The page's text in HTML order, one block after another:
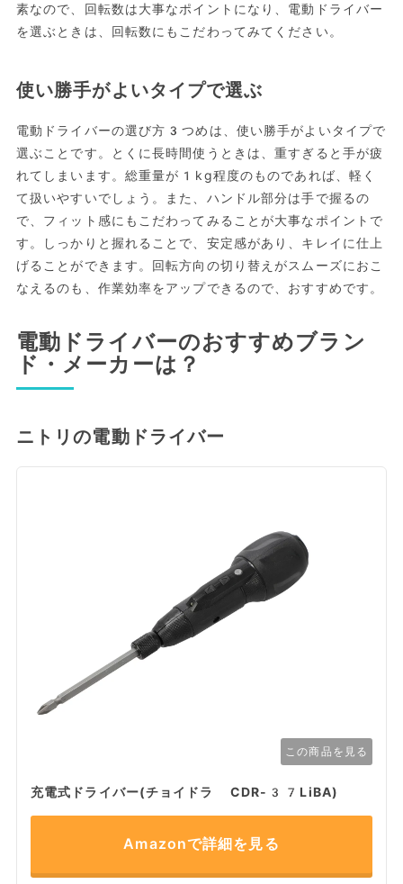
素なので、回転数は大事なポイントになり、電動ドライバー
を選ぶときは、回転数にもこだわってみてください。
使い勝手がよいタイプで選ぶ
電動ドライバーの選び方3つめは、使い勝手がよいタイプで
選ぶことです。とくに長時間使うときは、重すぎると手が疲
れてしまいます。総重量が1kg程度のものであれば、軽く
て扱いやすいでしょう。また、ハンドル部分は手で握るの
で、フィット感にもこだわってみることが大事なポイントで
す。しっかりと握れることで、安定感があり、キレイに仕上
げることができます。回転方向の切り替えがスムーズにおこ
なえるのも、作業効率をアップできるので、おすすめです。
電動ドライバーのおすすめブラン
ド・メーカーは？
ニトリの電動ドライバー
この商品を見る
充電式ドライバー(チョイドラ CDR-37LiBA)
Amazonで詳細を見る